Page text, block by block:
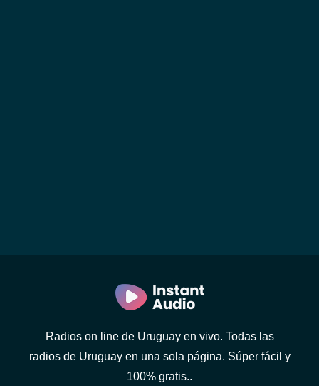
Radios on line de Uruguay en vivo. Todas las
radios de Uruguay en una sola página. Súper fácil y
100% gratis..